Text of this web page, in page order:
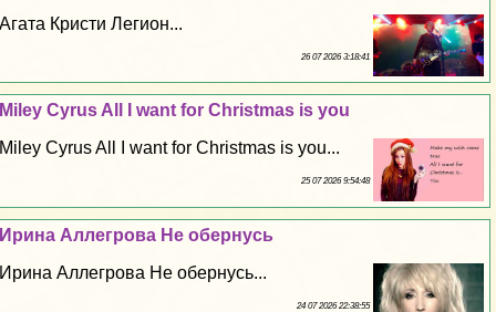
Агата Кристи Легион...
26 07 2026 3:18:41
Miley Cyrus All I want for Christmas is you
Miley Cyrus All I want for Christmas is you...
25 07 2026 9:54:48
Ирина Аллегрова Не обернусь
Ирина Аллегрова Не обернусь...
24 07 2026 22:38:55